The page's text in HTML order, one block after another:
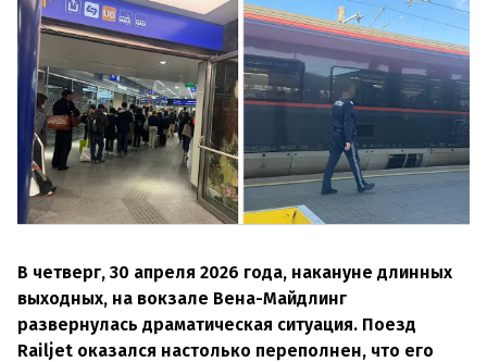
В четверг, 30 апреля 2026 года, накануне длинных
выходных, на вокзале Вена-Майдлинг
развернулась драматическая ситуация. Поезд
Railjet оказался настолько переполнен, что его